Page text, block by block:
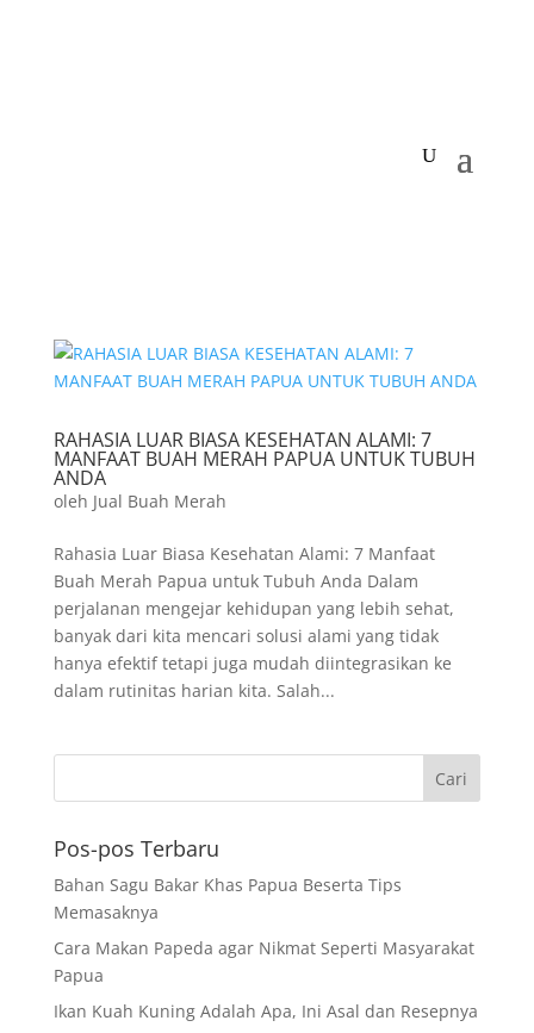
RAHASIA LUAR BIASA KESEHATAN ALAMI: 7
MANFAAT BUAH MERAH PAPUA UNTUK TUBUH
ANDA
oleh Jual Buah Merah
Rahasia Luar Biasa Kesehatan Alami: 7 Manfaat
Buah Merah Papua untuk Tubuh Anda Dalam
perjalanan mengejar kehidupan yang lebih sehat,
banyak dari kita mencari solusi alami yang tidak
hanya efektif tetapi juga mudah diintegrasikan ke
dalam rutinitas harian kita. Salah...
Pos-pos Terbaru
Bahan Sagu Bakar Khas Papua Beserta Tips
Memasaknya
Cara Makan Papeda agar Nikmat Seperti Masyarakat
Papua
Ikan Kuah Kuning Adalah Apa, Ini Asal dan Resepnya